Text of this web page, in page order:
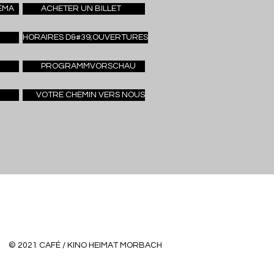
ACHETER UN BILLET
HORAIRES D&#39;OUVERTURES
PROGRAMMVORSCHAU
VOTRE CHEMIN VERS NOUS
© 2021 CAFÉ / KINO HEIMAT MORBACH